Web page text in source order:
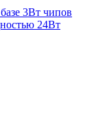
3Вт чипов
24Вт